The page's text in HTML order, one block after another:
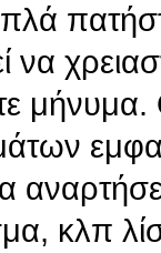
μήνυμα.
κλπ